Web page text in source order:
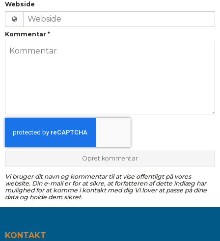
Webside
Kommentar *
Opret kommentar
Vi bruger dit navn og kommentar til at vise offentligt på vores
website. Din e-mail er for at sikre, at forfatteren af dette indlæg har
mulighed for at komme i kontakt med dig Vi lover at passe på dine
data og holde dem sikret.
KONTAKT